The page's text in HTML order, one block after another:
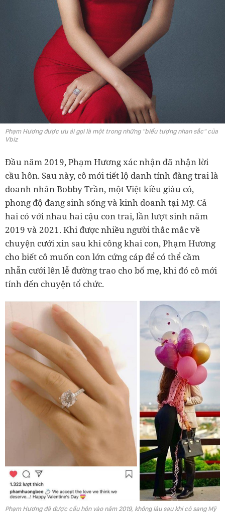
Phạm Hương được ưu ái gọi là một trong những "biểu tượng nhan sắc" của
Vbiz
Đầu năm 2019, Phạm Hương xác nhận đã nhận lời
cầu hôn. Sau này, cô mới tiết lộ danh tính đàng trai là
doanh nhân Bobby Trần, một Việt kiều giàu có,
phong độ đang sinh sống và kinh doanh tại Mỹ. Cả
hai có với nhau hai cậu con trai, lần lượt sinh năm
2019 và 2021. Khi được nhiều người thắc mắc về
chuyện cưới xin sau khi công khai con, Phạm Hương
cho biết cô muốn con lớn cứng cáp để có thể cầm
nhẫn cưới lên lễ đường trao cho bố mẹ, khi đó cô mới
tính đến chuyện tổ chức.
Phạm Hương đã được cầu hôn vào năm 2019, không lâu sau khi cô sang Mỹ